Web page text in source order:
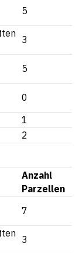
5
3
5
0
1
2
Anzahl
Parzellen
7
3